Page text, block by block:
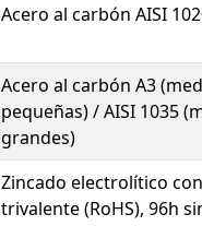
Acero al carbón AISI
Acero al carbón A3
pequeñas) / AISI 1035
grandes)
Zincado electrolítico
trivalente (RoHS), 96h